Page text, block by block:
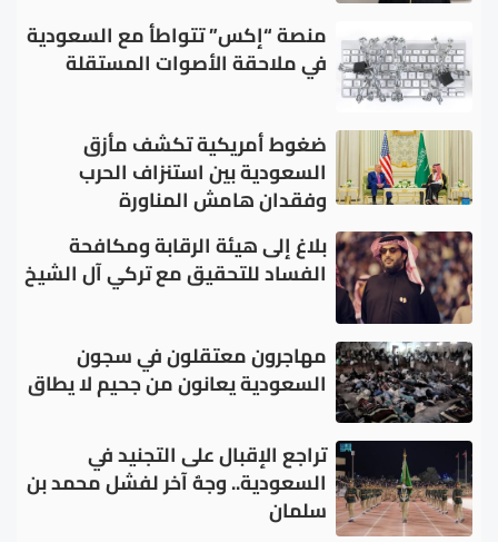
منصة “إكس” تتواطأ مع السعودية
في ملاحقة الأصوات المستقلة
ضغوط أمريكية تكشف مأزق
السعودية بين استنزاف الحرب
وفقدان هامش المناورة
بلاغ إلى هيئة الرقابة ومكافحة
الفساد للتحقيق مع تركي آل الشيخ
مهاجرون معتقلون في سجون
السعودية يعانون من جحيم لا يطاق
تراجع الإقبال على التجنيد في
السعودية.. وجهٌ آخر لفشل محمد بن
سلمان